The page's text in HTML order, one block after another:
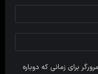
برای زمانی که دوباره